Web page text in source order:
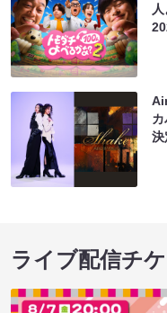
ライブ配信チ